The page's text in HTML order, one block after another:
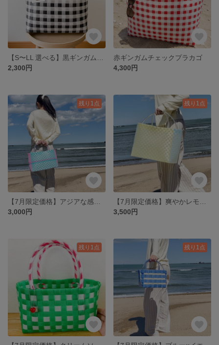
2,300円
赤ギンガムチェックプラカゴ
4,300円
残り1点
3,000円
残り1点
3,500円
残り1点 残り1点